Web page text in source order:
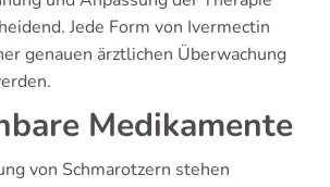
Jede Form von Ivermectin
genauen ärztlichen Überwachung
Medikamente
von Schmarotzern stehen